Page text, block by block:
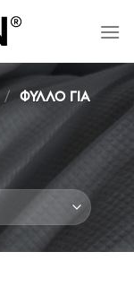
/ ΦΥΛΛΟ ΓΙΑ